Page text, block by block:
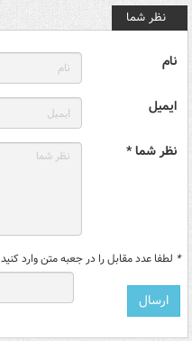
نظر شما
نام
ایمیل
نظر شما *
* لطفا عدد مقابل را در جعبه متن وارد کنید